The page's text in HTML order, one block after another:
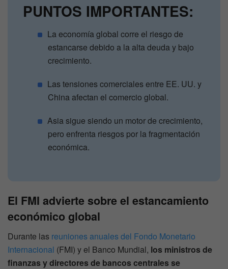
PUNTOS IMPORTANTES:
La economía global corre el riesgo de
estancarse debido a la alta deuda y bajo
crecimiento.
Las tensiones comerciales entre EE. UU. y
China afectan el comercio global.
Asia sigue siendo un motor de crecimiento,
pero enfrenta riesgos por la fragmentación
económica.
El FMI advierte sobre el estancamiento
económico global
Durante las reuniones anuales del Fondo Monetario
Internacional (FMI) y el Banco Mundial, los ministros de
finanzas y directores de bancos centrales se